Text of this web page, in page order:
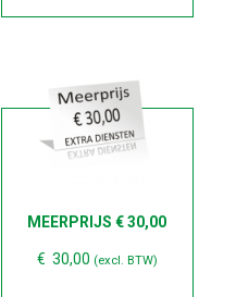
MEERPRIJS € 30,00
€ 30,00 (excl. BTW)